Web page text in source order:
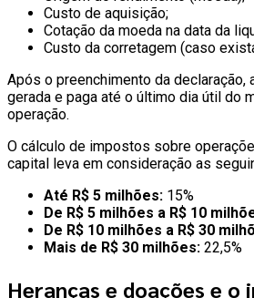
Custo de aquisição;
Cotação da moeda na data da
Custo da corretagem (caso
Após o preenchimento da declaração,
gerada e paga até o último dia útil do
operação.
O cálculo de impostos sobre
capital leva em consideração as
Até R$ 5 milhões: 15%
De R$ 5 milhões a R$ 10
De R$ 10 milhões a R$ 30
Mais de R$ 30 milhões: 22,5%
Heranças e doações e o